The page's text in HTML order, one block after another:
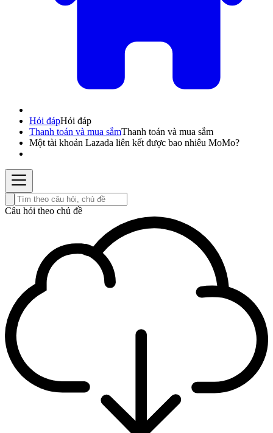
Hỏi đápHỏi đáp
Thanh toán và mua sắmThanh toán và mua sắm
Một tài khoản Lazada liên kết được bao nhiêu MoMo?
Câu hỏi theo chủ đề